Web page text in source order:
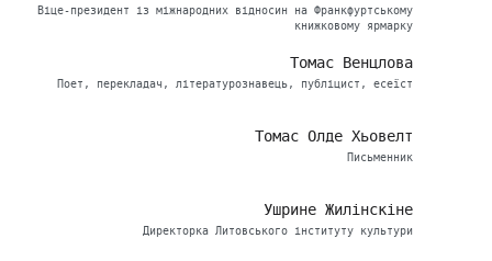
Віце-президент із міжнародних відносин на Франкфуртському
книжковому ярмарку
Томас Венцлова
Поет, перекладач, літературознавець, публіцист, есеїст
Томас Олде Хьовелт
Письменник
Ушрине Жилінскіне
Директорка Литовського інституту культури